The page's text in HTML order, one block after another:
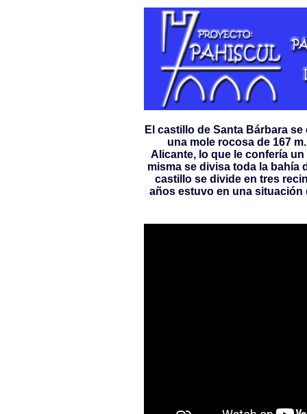
El castillo de Santa Bárbara
una mole rocosa de 167
Alicante, lo que le confería
misma se divisa toda la bahía
castillo se divide en tres
años estuvo en una situación